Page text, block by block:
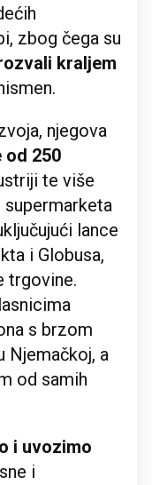
zbog čega su
kraljem
njegova
od 250
te više
supermarketa
lance
i Globusa,
trgovine.
s brzom
Njemačkoj, a
od samih
i uvozimo
i